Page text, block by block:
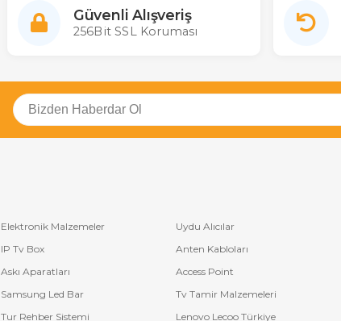
Güvenli Alışveriş
256Bit SSL Koruması
Elektronik Malzemeler Uydu Alıcılar
IP Tv Box Anten Kabloları
Askı Aparatları Access Point
Samsung Led Bar Tv Tamir Malzemeleri
Tur Rehber Sistemi Lenovo Lecoo Türkiye